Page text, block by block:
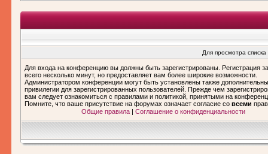
Для просмотра
Для входа на конференцию вы должны быть зарегистрированы. Регистрация
всего несколько минут, но предоставляет вам более широкие возможности.
Администратором конференции могут быть установлены также
привилегии для зарегистрированных пользователей. Прежде чем
вам следует ознакомиться с правилами и политикой, принятыми на
Помните, что ваше присутствие на форумах означает согласие со всеми
Общие правила| Соглашение о конфиденциальности